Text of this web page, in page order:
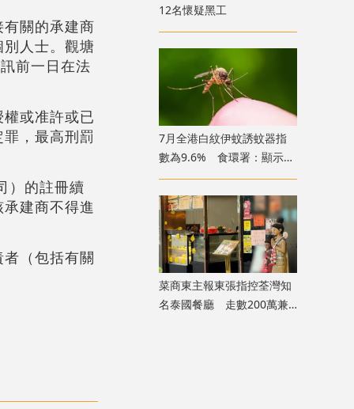
關的承建商
人士。觀塘
前一日在法
或准許或已
，最高刑罰
）的註冊續
建商不得進
（包括有關
12名懷疑黑工
7月全港白紋伊蚊誘蚊器指
數為9.6% 食環署：顯示分
布情況頗為廣泛
菜商東主報東張指控荃灣知
名泰國餐廳 走數200萬兼